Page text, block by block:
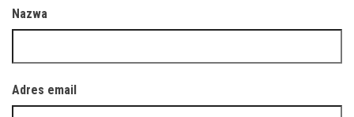
Nazwa
Adres email